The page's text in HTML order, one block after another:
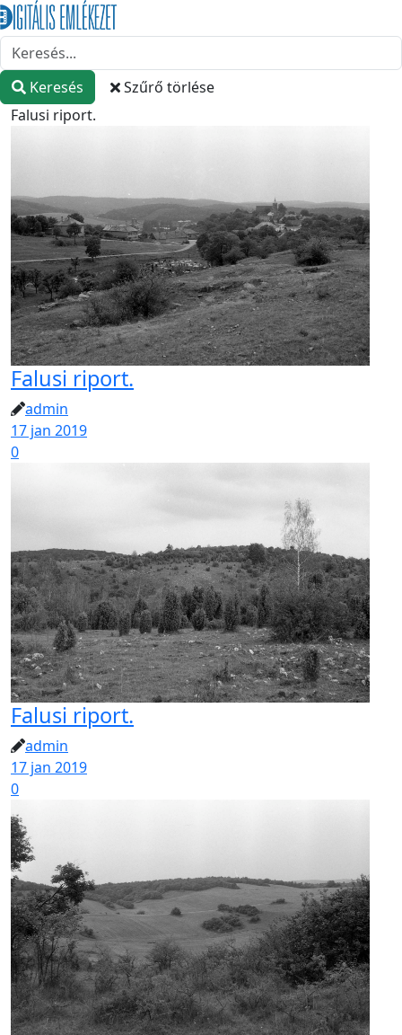
Keresés
Szűrő törlése
Falusi riport.
Falusi riport.
admin
17 jan 2019
0
Falusi riport.
admin
17 jan 2019
0